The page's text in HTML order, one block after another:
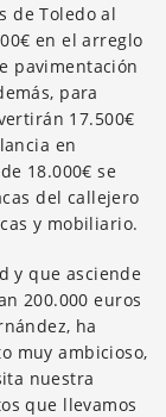
de Toledo al
en el arreglo
pavimentación
para
17.500€
en
18.000€ se
del callejero
y mobiliario.
y que asciende
200.000 euros
ha
muy ambicioso,
nuestra
que llevamos